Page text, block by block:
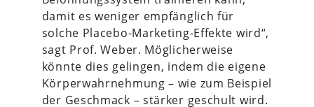
damit es weniger empfänglich für
solche Placebo-Marketing-Effekte wird“,
sagt Prof. Weber. Möglicherweise
könnte dies gelingen, indem die eigene
Körperwahrnehmung – wie zum Beispiel
der Geschmack – stärker geschult wird.